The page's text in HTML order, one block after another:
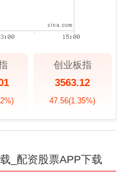
创业板指
3563.12
47.56(1.35%)
_配资股票APP下载